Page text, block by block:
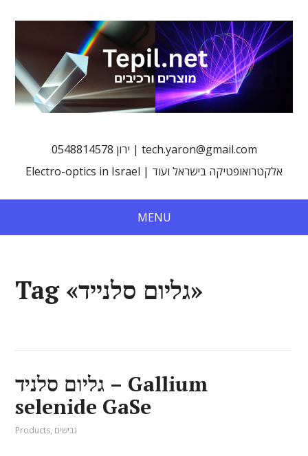
0548814578 ירון | tech.yaron@gmail.com
Electro-optics in Israel | אלקטרואופטיקה בישראל ועוד
MENU
Tag «גליום סלנייד»
גליום סלניד – Gallium
selenide GaSe
Products, גבישים